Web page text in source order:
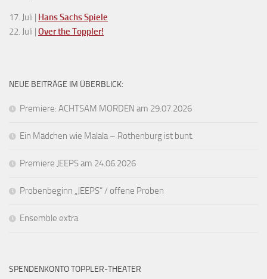
17. Juli | Hans Sachs Spiele
22. Juli | Over the Toppler!
NEUE BEITRÄGE IM ÜBERBLICK:
Premiere: ACHTSAM MORDEN am 29.07.2026
Ein Mädchen wie Malala – Rothenburg ist bunt.
Premiere JEEPS am 24.06.2026
Probenbeginn „JEEPS“ / offene Proben
Ensemble extra
SPENDENKONTO TOPPLER-THEATER